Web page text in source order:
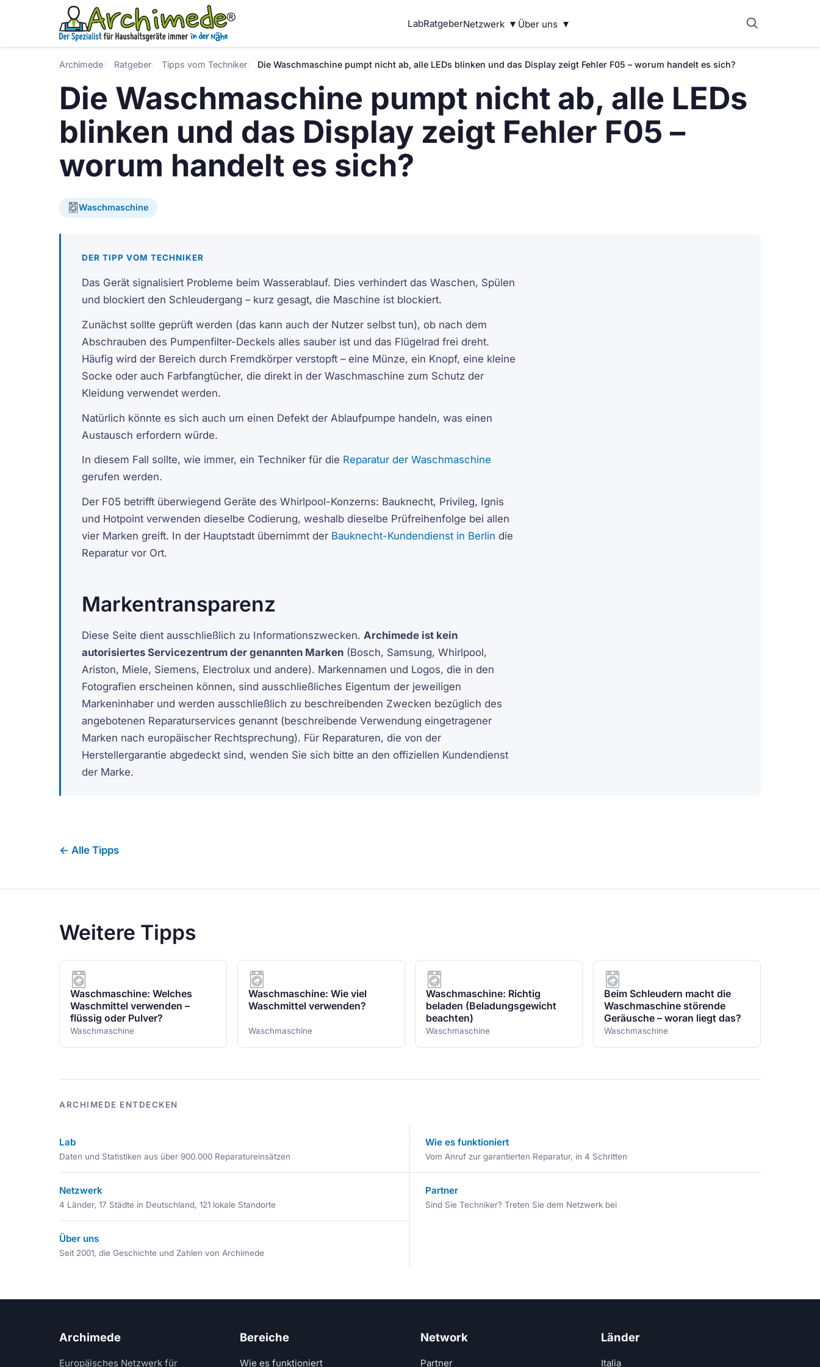
LabRatgeberNetzwerk ▾ Über uns ▾
Archimede Ratgeber Tipps vom Techniker Die Waschmaschine pumpt nicht ab, alle LEDs blinken und das Display zeigt Fehler F05 – worum handelt es sich?
Die Waschmaschine pumpt nicht ab, alle LEDs
blinken und das Display zeigt Fehler F05 –
worum handelt es sich?
Waschmaschine
DER TIPP VOM TECHNIKER
Das Gerät signalisiert Probleme beim Wasserablauf. Dies verhindert das Waschen, Spülen
und blockiert den Schleudergang – kurz gesagt, die Maschine ist blockiert.
Zunächst sollte geprüft werden (das kann auch der Nutzer selbst tun), ob nach dem
Abschrauben des Pumpenfilter-Deckels alles sauber ist und das Flügelrad frei dreht.
Häufig wird der Bereich durch Fremdkörper verstopft – eine Münze, ein Knopf, eine kleine
Socke oder auch Farbfangtücher, die direkt in der Waschmaschine zum Schutz der
Kleidung verwendet werden.
Natürlich könnte es sich auch um einen Defekt der Ablaufpumpe handeln, was einen
Austausch erfordern würde.
In diesem Fall sollte, wie immer, ein Techniker für die Reparatur der Waschmaschine
gerufen werden.
Der F05 betrifft überwiegend Geräte des Whirlpool-Konzerns: Bauknecht, Privileg, Ignis
und Hotpoint verwenden dieselbe Codierung, weshalb dieselbe Prüfreihenfolge bei allen
vier Marken greift. In der Hauptstadt übernimmt der Bauknecht-Kundendienst in Berlin die
Reparatur vor Ort.
Markentransparenz
Diese Seite dient ausschließlich zu Informationszwecken. Archimede ist kein
autorisiertes Servicezentrum der genannten Marken(Bosch, Samsung, Whirlpool,
Ariston, Miele, Siemens, Electrolux und andere). Markennamen und Logos, die in den
Fotografien erscheinen können, sind ausschließliches Eigentum der jeweiligen
Markeninhaber und werden ausschließlich zu beschreibenden Zwecken bezüglich des
angebotenen Reparaturservices genannt (beschreibende Verwendung eingetragener
Marken nach europäischer Rechtsprechung). Für Reparaturen, die von der
Herstellergarantie abgedeckt sind, wenden Sie sich bitte an den offiziellen Kundendienst
der Marke.
← Alle Tipps
Weitere Tipps
Waschmaschine: Welches
Waschmittel verwenden –
flüssig oder Pulver?
Waschmaschine
Waschmaschine: Wie viel
Waschmittel verwenden?
Waschmaschine
Waschmaschine: Richtig
beladen (Beladungsgewicht
beachten)
Waschmaschine
Beim Schleudern macht die
Waschmaschine störende
Geräusche – woran liegt das?
Waschmaschine
ARCHIMEDE ENTDECKEN
Lab
Daten und Statistiken aus über 900.000 Reparatureinsätzen
Wie es funktioniert
Vom Anruf zur garantierten Reparatur, in 4 Schritten
Netzwerk
4 Länder, 17 Städte in Deutschland, 121 lokale Standorte
Partner
Sind Sie Techniker? Treten Sie dem Netzwerk bei
Über uns
Seit 2001, die Geschichte und Zahlen von Archimede
Archimede
Europäisches Netzwerk für
Bereiche
Wie es funktioniert
Network
Partner
Länder
Italia